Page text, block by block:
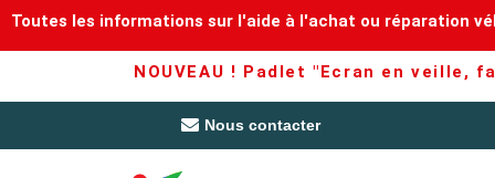
Toutes les informations sur l'aide à l'achat ou réparation
NOUVEAU ! Padlet "Ecran en veille,
Nous contacter